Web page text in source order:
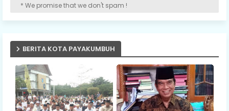
* We promise that we don't spam !
BERITA KOTA PAYAKUMBUH